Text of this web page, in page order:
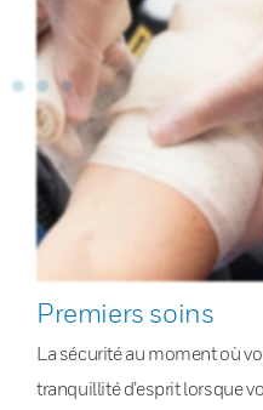
Premiers soins
La sécurité au moment où
tranquillité d’esprit lorsque